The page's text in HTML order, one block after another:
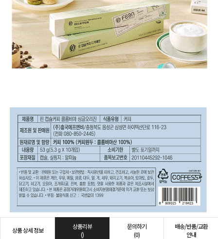
상품 상세 정보
상품리뷰
()
문의하기
(0)
배송/반품/교환
안내